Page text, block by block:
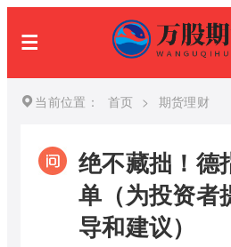
当前位置： 首页 > 期货理财
绝不藏拙！德
单（为投资者
导和建议）